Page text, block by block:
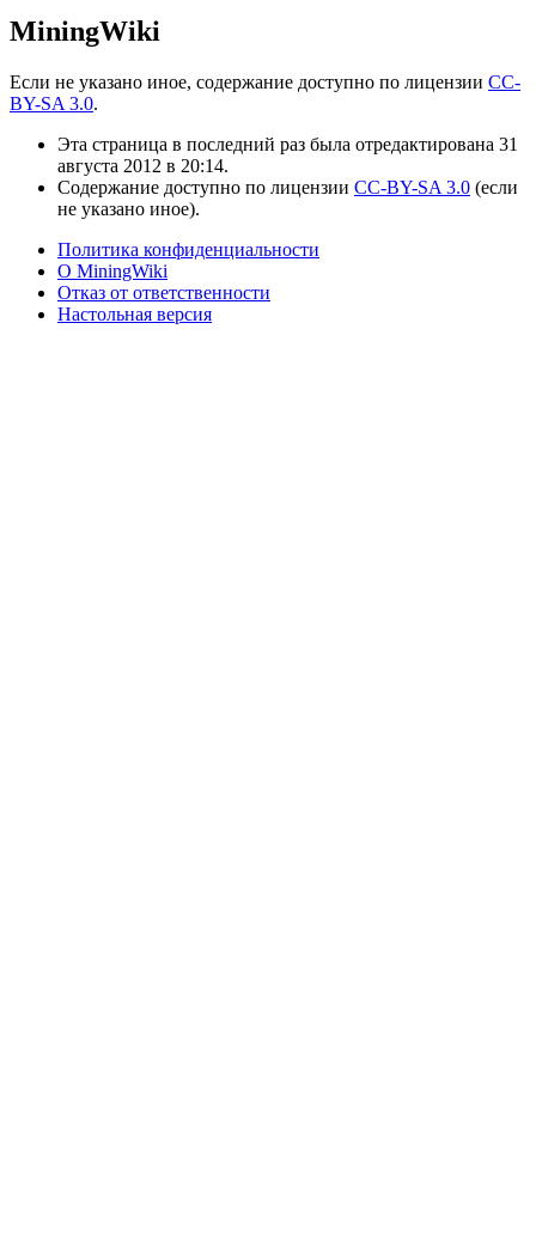
MiningWiki
Если не указано иное, содержание доступно по лицензии CC-
BY-SA 3.0.
Эта страница в последний раз была отредактирована 31
августа 2012 в 20:14.
Содержание доступно по лицензии CC-BY-SA 3.0 (если
не указано иное).
Политика конфиденциальности
О MiningWiki
Отказ от ответственности
Настольная версия